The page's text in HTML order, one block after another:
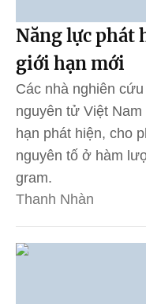
Năng lực phát
giới hạn mới
Các nhà nghiên
nguyên tử Việt
hạn phát hiện, cho
nguyên tố ở hàm
gram.
Thanh Nhàn